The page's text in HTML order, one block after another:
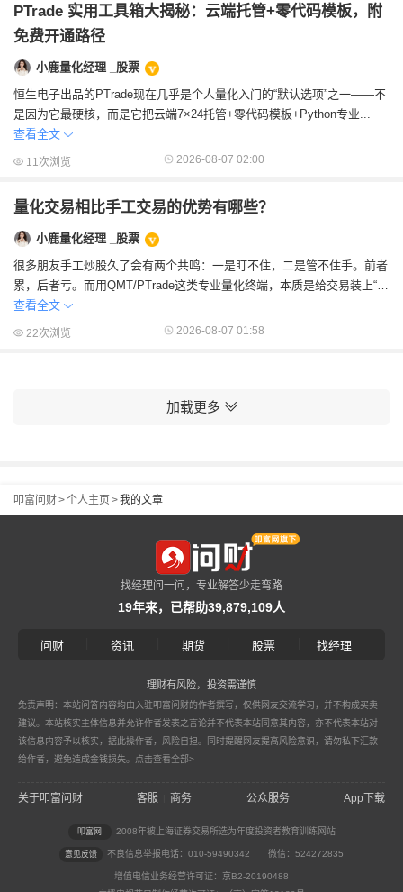
PTrade 实用工具箱大揭秘：云端托管+零代码模板，附
免费开通路径
小鹿量化经理 _股票
恒生电子出品的PTrade​现在几乎是个人量化入门的“默认选项”之一——不
是因为它最硬核，而是它把云端7×24托管+零代码模板+Python专业...
查看全文
11次浏览 2026-08-07 02:00
量化交易相比手工交易的优势有哪些？
小鹿量化经理 _股票
很多朋友手工炒股久了会有两个共鸣：一是盯不住，二是管不住手。前者
累，后者亏‍。而用QMT/PTrade这类专业量化终端，本质是给交易装上“自
动驾驶+冷静大脑...
查看全文
22次浏览 2026-08-07 01:58
加载更多
叩富问财>个人主页 >我的文章
找经理问一问，专业解答少走弯路
19年来，已帮助39,879,109人
问财 资讯 期货 股票 找经理
理财有风险，投资需谨慎
免责声明：本站问答内容均由入驻叩富问财的作者撰写，仅供网友交流学习，并不构成买卖
建议。本站核实主体信息并允许作者发表之言论并不代表本站同意其内容，亦不代表本站对
该信息内容予以核实，据此操作者，风险自担。同时提醒网友提高风险意识，请勿私下汇款
给作者，避免造成金钱损失。 点击查看全部>
关于叩富问财 客服 商务 公众服务 App下载
叩富网 2008年被上海证券交易所选为年度投资者教育训练网站
意见反馈 不良信息举报电话：010-59490342 微信：524272835
增值电信业务经营许可证：京B2-20190488